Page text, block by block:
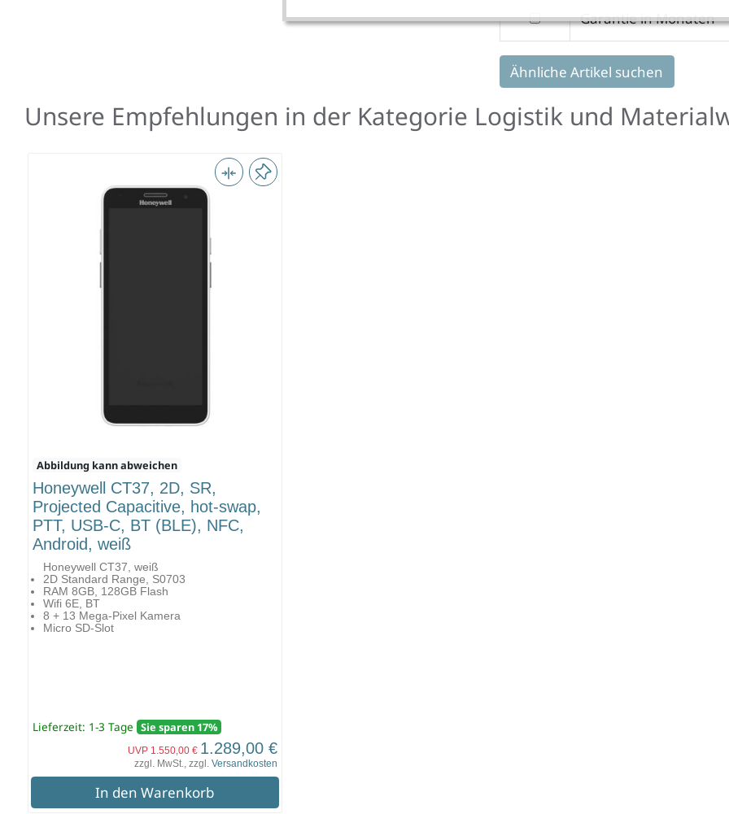
Weitere
Informationen
filtern
nach
Garantie
in
Monaten
Garantie in Monaten
Ähnliche Artikel suchen
Unsere Empfehlungen in der Kategorie Logistik und
Abbildung kann abweichen
Honeywell CT37, 2D, SR,
Projected Capacitive, hot-swap,
PTT, USB-C, BT (BLE), NFC,
Android, weiß
Honeywell CT37, weiß
2D Standard Range, S0703
RAM 8GB, 128GB Flash
Wifi 6E, BT
8 + 13 Mega-Pixel Kamera
Micro SD-Slot
Lieferzeit: 1-3 Tage Sie sparen 17%
UVP 1.550,00 € 1.289,00 €
zzgl. MwSt., zzgl. Versandkosten
In den Warenkorb